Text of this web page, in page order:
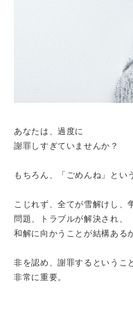
あなたは、過度に
謝罪しすぎていませんか？
もちろん、「ごめんね」とい
こじれず、全てが雪解けし、
問題、トラブルが解決され、
和解に向かうことが結構ある
非を認め、謝罪するというこ
非常に重要。